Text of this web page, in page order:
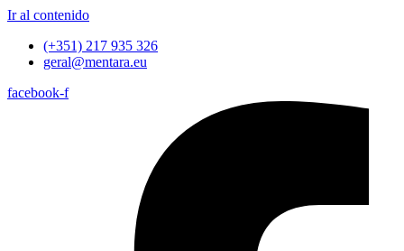
Ir al contenido
(+351) 217 935 326
geral@mentara.eu
facebook-f